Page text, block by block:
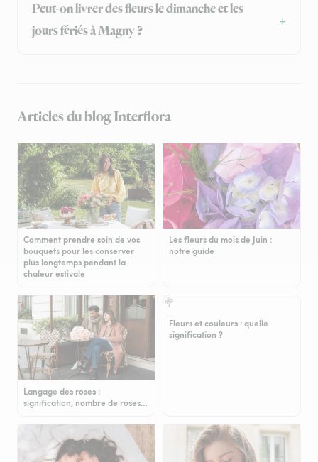
Peut-on livrer des fleurs le dimanche et les
jours fériés à Magny ?
Articles du blog Interflora
Comment prendre soin de vos
bouquets pour les conserver
plus longtemps pendant la
chaleur estivale
Les fleurs du mois de Juin :
notre guide
Langage des roses :
signification, nombre de roses…
Fleurs et couleurs : quelle
signification ?